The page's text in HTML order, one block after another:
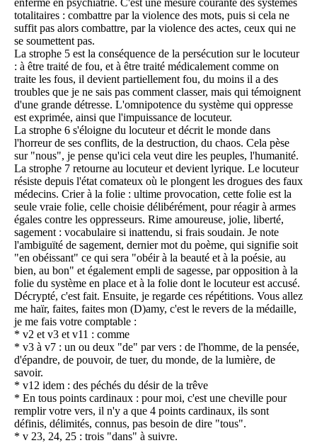
enfermé en psychiatrie. C'est une mesure courante des systèmes
totalitaires : combattre par la violence des mots, puis si cela ne
suffit pas alors combattre, par la violence des actes, ceux qui ne
se soumettent pas.
La strophe 5 est la conséquence de la persécution sur le locuteur
: à être traité de fou, et à être traité médicalement comme on
traite les fous, il devient partiellement fou, du moins il a des
troubles que je ne sais pas comment classer, mais qui témoignent
d'une grande détresse. L'omnipotence du système qui oppresse
est exprimée, ainsi que l'impuissance de locuteur.
La strophe 6 s'éloigne du locuteur et décrit le monde dans
l'horreur de ses conflits, de la destruction, du chaos. Cela pèse
sur "nous", je pense qu'ici cela veut dire les peuples, l'humanité.
La strophe 7 retourne au locuteur et devient lyrique. Le locuteur
résiste depuis l'état comateux où le plongent les drogues des faux
médecins. Crier à la folie : ultime provocation, cette folie est la
seule vraie folie, celle choisie délibérément, pour réagir à armes
égales contre les oppresseurs. Rime amoureuse, jolie, liberté,
sagement : vocabulaire si inattendu, si frais soudain. Je note
l'ambiguïté de sagement, dernier mot du poème, qui signifie soit
"en obéissant" ce qui sera "obéir à la beauté et à la poésie, au
bien, au bon" et également empli de sagesse, par opposition à la
folie du système en place et à la folie dont le locuteur est accusé.
Décrypté, c'est fait. Ensuite, je regarde ces répétitions. Vous allez
me haïr, faites, faites mon (D)amy, c'est le revers de la médaille,
je me fais votre comptable :
* v2 et v3 et v11 : comme
* v3 à v7 : un ou deux "de" par vers : de l'homme, de la pensée,
d'épandre, de pouvoir, de tuer, du monde, de la lumière, de
savoir.
* v12 idem : des péchés du désir de la trêve
* En tous points cardinaux : pour moi, c'est une cheville pour
remplir votre vers, il n'y a que 4 points cardinaux, ils sont
définis, délimités, connus, pas besoin de dire "tous".
* v 23, 24, 25 : trois "dans" à suivre.